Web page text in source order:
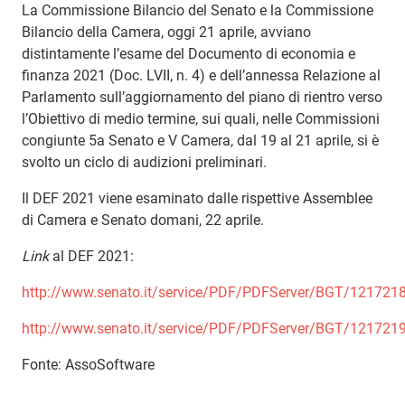
La Commissione Bilancio del Senato e la Commissione
Bilancio della Camera, oggi 21 aprile, avviano
distintamente l’esame del Documento di economia e
finanza 2021 (Doc. LVII, n. 4) e dell’annessa Relazione al
Parlamento sull’aggiornamento del piano di rientro verso
l’Obiettivo di medio termine, sui quali, nelle Commissioni
congiunte 5a Senato e V Camera, dal 19 al 21 aprile, si è
svolto un ciclo di audizioni preliminari.
Il DEF 2021 viene esaminato dalle rispettive Assemblee
di Camera e Senato domani, 22 aprile.
Linkal DEF 2021:
http://www.senato.it/service/PDF/PDFServer/BGT/
http://www.senato.it/service/PDF/PDFServer/BGT/
Fonte: AssoSoftware